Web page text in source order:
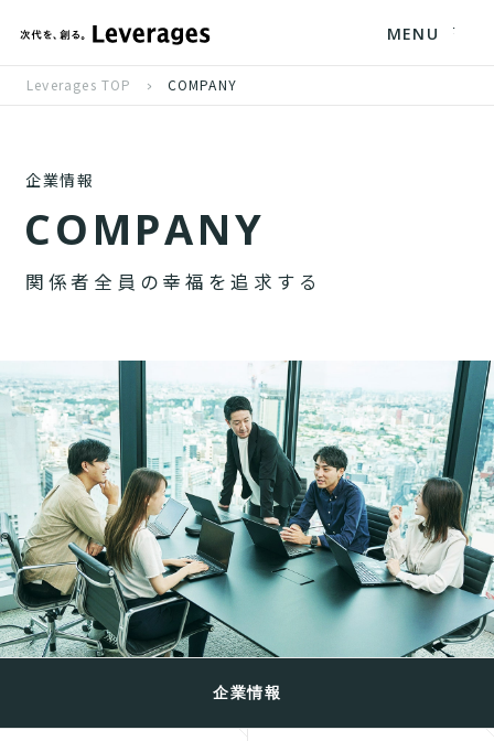
MENU
Leverages TOP COMPANY
企業情報
COMPANY
関 係者 全 員 の 幸 福 を追 求 す る
企業情報